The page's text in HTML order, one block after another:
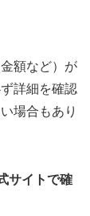
額など）が
詳細を確認
場合もあり
サイトで確